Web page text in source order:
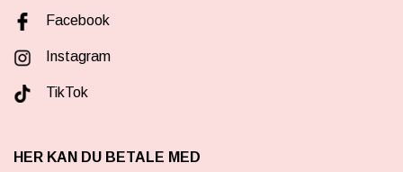
Facebook
Instagram
TikTok
HER KAN DU BETALE MED